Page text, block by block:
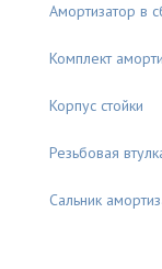
Амортизатор в
Комплект
Корпус стойки
Резьбовая
Сальник